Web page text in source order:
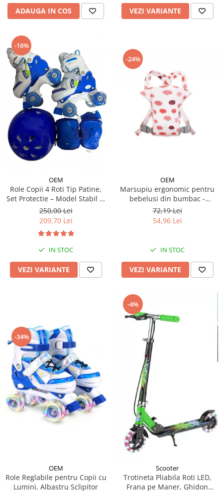
ADAUGA IN COS VEZI VARIANTE
-16%
OEM
Role Copii 4 Roti Tip Patine,
Set Protectie – Model Stabil si
Reglabil - Albastru
250,00 Lei
209,70 Lei
IN STOC
VEZI VARIANTE
-24%
OEM
Marsupiu ergonomic pentru
bebelusi din bumbac -
modele diferite
72,19 Lei
54,96 Lei
IN STOC
VEZI VARIANTE
-34%
OEM
Role Reglabile pentru Copii cu
Lumini, Albastru Sclipitor
-4%
Scooter
Trotineta Pliabila Roti LED,
Frana pe Maner, Ghidon